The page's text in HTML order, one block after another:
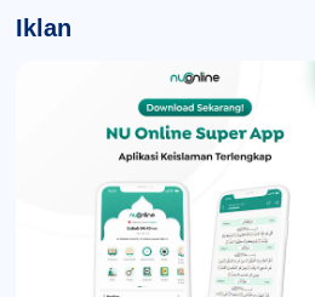
Iklan